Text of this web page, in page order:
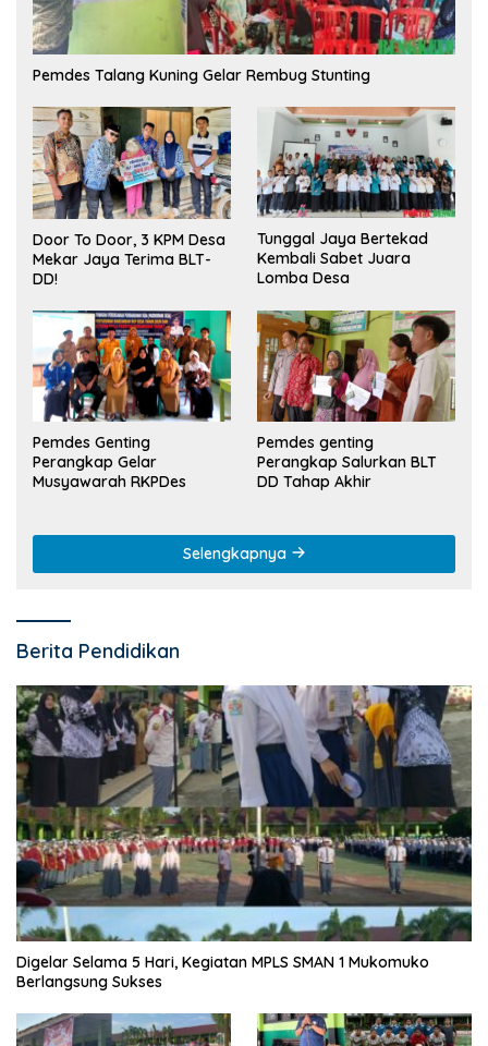
Pemdes Talang Kuning Gelar Rembug Stunting
Door To Door, 3 KPM Desa
Mekar Jaya Terima BLT-
DD!
Tunggal Jaya Bertekad
Kembali Sabet Juara
Lomba Desa
Pemdes Genting
Perangkap Gelar
Musyawarah RKPDes
Pemdes genting
Perangkap Salurkan BLT
DD Tahap Akhir
Selengkapnya
Berita Pendidikan
Digelar Selama 5 Hari, Kegiatan MPLS SMAN 1 Mukomuko
Berlangsung Sukses